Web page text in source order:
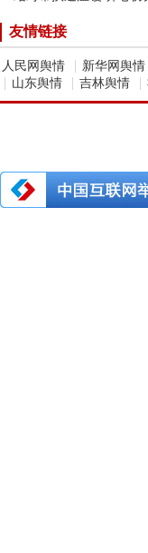
友情链接
人民网舆情 | 新华网舆情
| 山东舆情 | 吉林舆情 |